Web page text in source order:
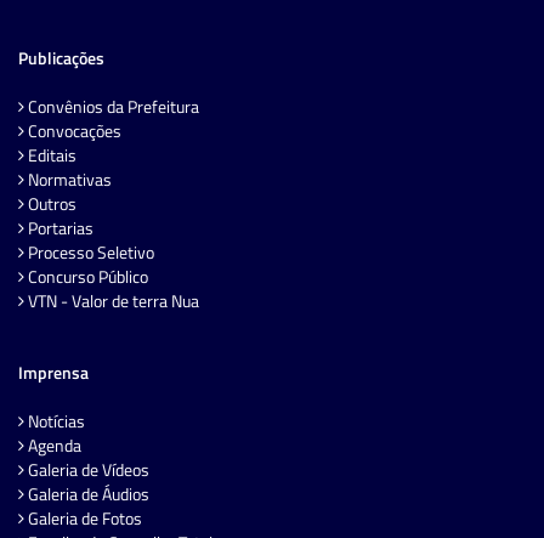
Publicações
Convênios da Prefeitura
Convocações
Editais
Normativas
Outros
Portarias
Processo Seletivo
Concurso Público
VTN - Valor de terra Nua
Imprensa
Notícias
Agenda
Galeria de Vídeos
Galeria de Áudios
Galeria de Fotos